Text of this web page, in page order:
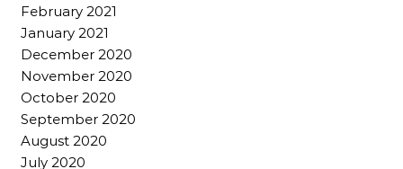
February 2021
January 2021
December 2020
November 2020
October 2020
September 2020
August 2020
July 2020